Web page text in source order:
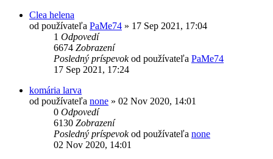
Clea helena
od používateľa PaMe74 » 17 Sep 2021, 17:04
1 Odpovedí
6674 Zobrazení
Posledný príspevokod používateľa PaMe74
17 Sep 2021, 17:24
komária larva
od používateľa none » 02 Nov 2020, 14:01
0 Odpovedí
6130 Zobrazení
Posledný príspevokod používateľa none
02 Nov 2020, 14:01